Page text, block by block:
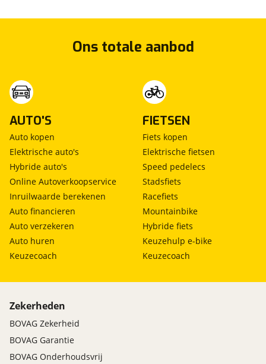
Ons totale aanbod
AUTO'S
Auto kopen
Elektrische auto's
Hybride auto's
Online Autoverkoopservice
Inruilwaarde berekenen
Auto financieren
Auto verzekeren
Auto huren
Keuzecoach
FIETSEN
Fiets kopen
Elektrische fietsen
Speed pedelecs
Stadsfiets
Racefiets
Mountainbike
Hybride fiets
Keuzehulp e-bike
Keuzecoach
Zekerheden
BOVAG Zekerheid
BOVAG Garantie
BOVAG Onderhoudsvrij